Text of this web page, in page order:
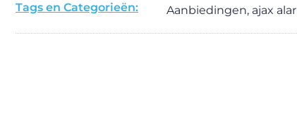
Tags en Categorieën: Aanbiedingen, ajax